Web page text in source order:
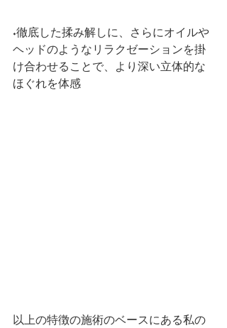
◆徹底した揉み解しに、さらにオイルや
ヘッドのようなリラクゼーションを掛
け合わせることで、より深い立体的な
ほぐれを体感
以上の特徴の施術のベースにある私の